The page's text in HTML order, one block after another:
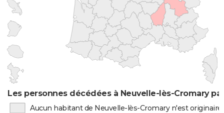
Les personnes décédées à Neuvelle-lès-Cromary
Aucun habitant de Neuvelle-lès-Cromary n'est